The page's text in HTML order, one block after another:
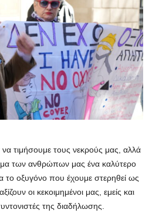
να τιμήσουμε τους νεκρούς μας, αλλά
των ανθρώπων μας ένα καλύτερο
το οξυγόνο που έχουμε στερηθεί ως
οι κεκοιμημένοι μας, εμείς και
της διαδήλωσης.